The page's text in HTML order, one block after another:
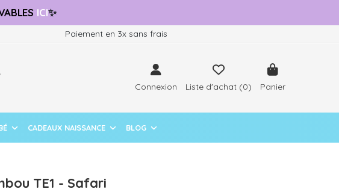
ICI✨
Paiement en 3x sans frais
Connexion Liste d'achat (0) Panier
CADEAUX NAISSANCE BLOG
TE1 - Safari